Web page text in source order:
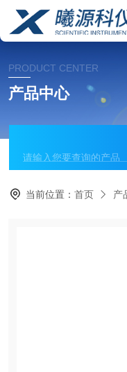
PRODUCT CENTER
产品中心
当前位置：首页 产